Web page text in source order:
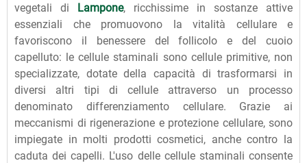
vegetali di Lampone, ricchissime in sostanze attive
essenziali che promuovono la vitalità cellulare e
favoriscono il benessere del follicolo e del cuoio
capelluto: le cellule staminali sono cellule primitive, non
specializzate, dotate della capacità di trasformarsi in
diversi altri tipi di cellule attraverso un processo
denominato differenziamento cellulare. Grazie ai
meccanismi di rigenerazione e protezione cellulare, sono
impiegate in molti prodotti cosmetici, anche contro la
caduta dei capelli. L'uso delle cellule staminali consente